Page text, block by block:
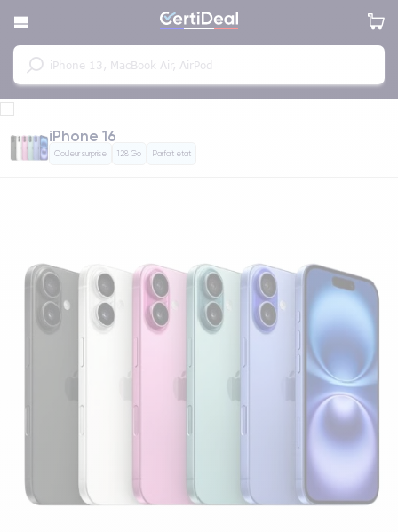
iPhone 16
Couleur surprise 128 Go Parfait état